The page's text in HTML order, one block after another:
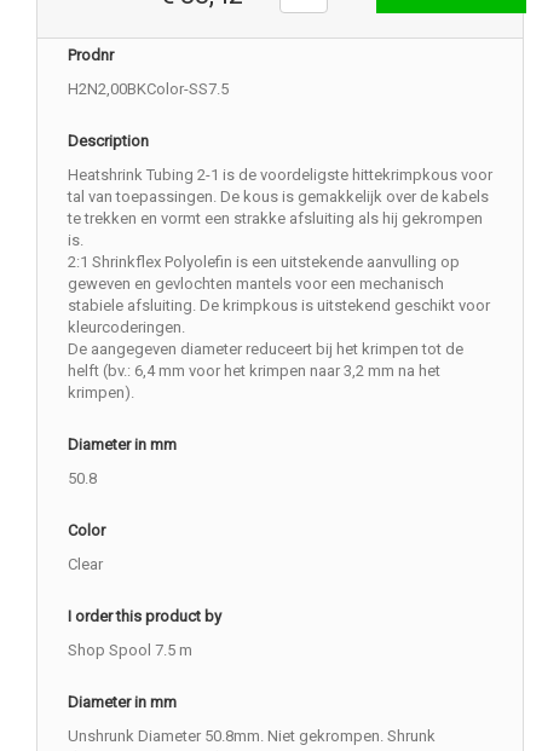
Prodnr
H2N2,00BKColor-SS7.5
Description
Heatshrink Tubing 2-1 is de voordeligste hittekrimpkous voor
tal van toepassingen. De kous is gemakkelijk over de kabels
te trekken en vormt een strakke afsluiting als hij gekrompen
is.
2:1 Shrinkflex Polyolefin is een uitstekende aanvulling op
geweven en gevlochten mantels voor een mechanisch
stabiele afsluiting. De krimpkous is uitstekend geschikt voor
kleurcoderingen.
De aangegeven diameter reduceert bij het krimpen tot de
helft (bv.: 6,4 mm voor het krimpen naar 3,2 mm na het
krimpen).
Diameter in mm
50.8
Color
Clear
I order this product by
Shop Spool 7.5 m
Diameter in mm
Unshrunk Diameter 50.8mm. Niet gekrompen. Shrunk